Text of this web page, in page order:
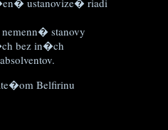
ustanovize� riadi
stanovy
bez in�ch
Belfirinu